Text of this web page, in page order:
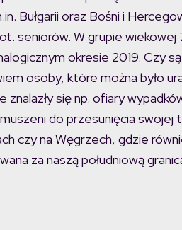
Bułgarii oraz Bośni i
seniorów. W grupie wiekowej
okresie 2019. Czy
osoby, które można było
się np. ofiary
do przesunięcia swojej
czy na Węgrzech, gdzie
za naszą południową